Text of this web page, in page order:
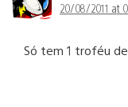
20/08/2011 at
Só tem 1 troféu